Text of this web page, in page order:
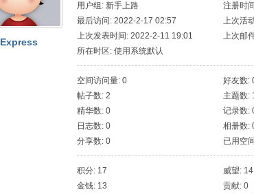
Express
用户组: 新手上路
注册时
最后访问: 2022-2-17 02:57
上次活
上次发表时间: 2022-2-11 19:01
上次邮
所在时区: 使用系统默认
空间访问量: 0
好友数:
帖子数: 2
主题数:
精华数: 0
记录数:
日志数: 0
相册数:
分享数: 0
已用空
积分: 17
威望:
金钱: 13
贡献: 0